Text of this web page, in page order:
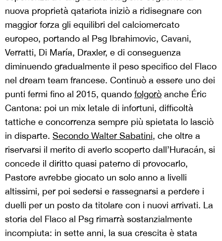
nuova proprietà qatariota iniziò a ridisegnare con
maggior forza gli equilibri del calciomercato
europeo, portando al Psg Ibrahimovic, Cavani,
Verratti, Di María, Draxler, e di conseguenza
diminuendo gradualmente il peso specifico del Flaco
nel dream team francese. Continuò a essere uno dei
punti fermi fino al 2015, quando folgorò anche Éric
Cantona: poi un mix letale di infortuni, difficoltà
tattiche e concorrenza sempre più spietata lo lasciò
in disparte. Secondo Walter Sabatini, che oltre a
riservarsi il merito di averlo scoperto dall’Huracán, si
concede il diritto quasi paterno di provocarlo,
Pastore avrebbe giocato un solo anno a livelli
altissimi, per poi sedersi e rassegnarsi a perdere i
duelli per un posto da titolare con i nuovi arrivati. La
storia del Flaco al Psg rimarrà sostanzialmente
incompiuta: in sette anni, la sua crescita è stata